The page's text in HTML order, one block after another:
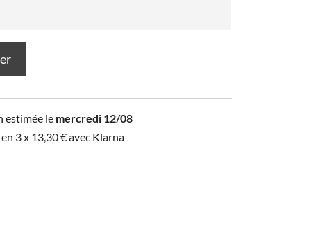
estimée le mercredi 12/08
3 x 13,30€avec Klarna